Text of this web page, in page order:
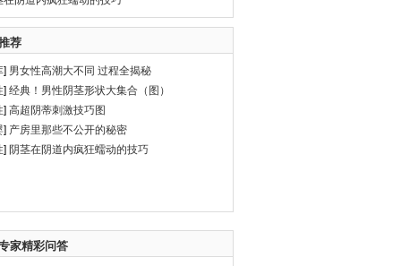
荐
] 男女性高潮大不同 过程全揭秘
] 经典！男性阴茎形状大集合（图）
] 高超阴蒂刺激技巧图
] 产房里那些不公开的秘密
] 阴茎在阴道内疯狂蠕动的技巧
家精彩问答